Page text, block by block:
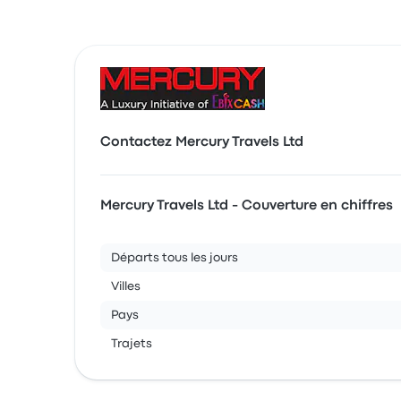
Contactez Mercury Travels Ltd
Mercury Travels Ltd - Couverture en chiffres
Départs tous les jours
Villes
Pays
Trajets